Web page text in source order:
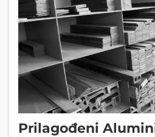
Prilagođeni